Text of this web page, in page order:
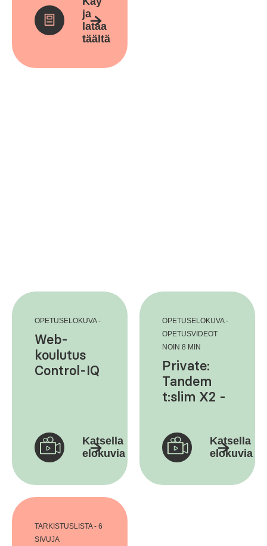
insuliinipumppuun
ja
lataa
täältä
OPETUSELOKUVA -
Web-
koulutus
Control-IQ
Katsella
elokuvia
OPETUSELOKUVA -
OPETUSVIDEOT
NOIN 8 MIN
Private:
Tandem
t:slim X2 -
/ Så här
uppdaterar
t:slim X2
Katsella
elokuvia
TARKISTUSLISTA - 6
SIVUJA